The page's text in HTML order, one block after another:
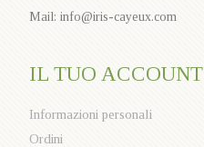
Mail: info@iris-cayeux.com
IL TUO ACCOUNT
Informazioni personali
Ordini